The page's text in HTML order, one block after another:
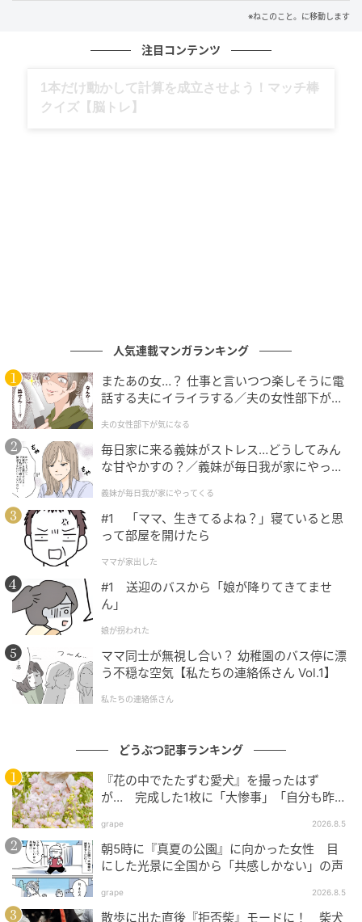
キャットスリッパが完成です！
さっそく猫さんの前足に
手作りスリッパなのでした。
次の記事
※ねこのこと。に移動します
注目コンテンツ
グルメ、ギャグ、子育て、旅行記……全部、読
めます。
人気連載マンガランキング
またあの女…？ 仕事と言いつつ楽しそうに電
話する夫にイライラする／夫の女性部下が気
夫の女性部下が気になる
毎日家に来る義妹がストレス…どうしてみん
な甘やかすの？／義妹が毎日我が家にやって
が】
義妹が毎日我が家にやってくる
#1 「ママ、生きてるよね？」寝ていると思
って部屋を開けたら
ママが家出した
#1 送迎のバスから「娘が降りてきてませ
ん」
娘が拐われた
ママ同士が無視し合い？ 幼稚園のバス停に漂
う不穏な空気【私たちの連絡係さん Vol.1】
私たちの連絡係さん
どうぶつ記事ランキング
『花の中でたたずむ愛犬』を撮ったはず
が… 完成した1枚に「大惨事」「自分も昨日
grape 2026.8.5
朝5時に『真夏の公園』に向かった女性 目
にした光景に全国から「共感しかない」の声
grape 2026.8.5
散歩に出た直後『拒否柴』モードに！ 柴犬